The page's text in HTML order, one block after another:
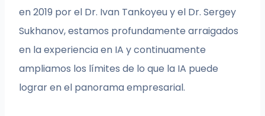
en 2019 por el Dr. Ivan Tankoyeu y el Dr. Sergey
Sukhanov, estamos profundamente arraigados
en la experiencia en IA y continuamente
ampliamos los límites de lo que la IA puede
lograr en el panorama empresarial.